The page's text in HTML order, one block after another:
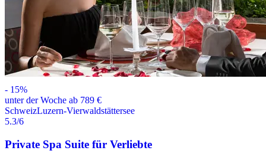
- 15%
unter der Woche ab 789 €
SchweizLuzern-Vierwaldstättersee
5.3/6
Private Spa Suite für Verliebte